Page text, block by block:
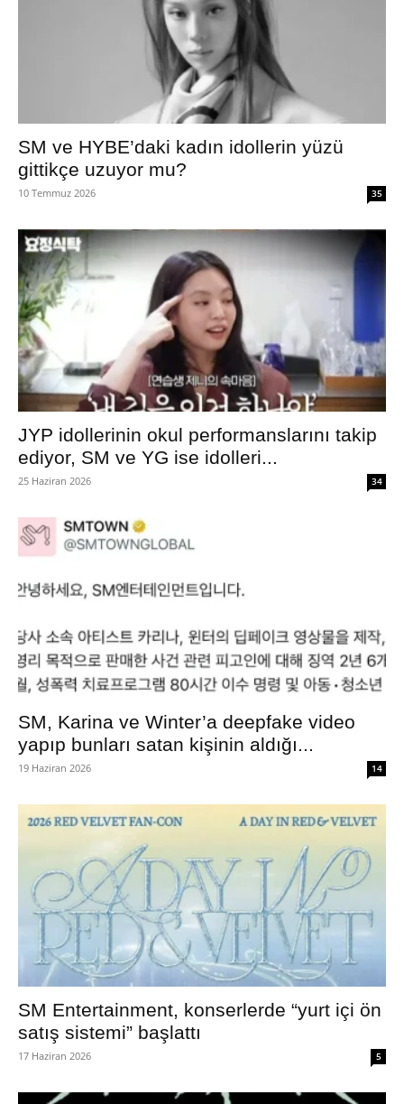
SM ve HYBE’daki kadın idollerin yüzü
gittikçe uzuyor mu?
10 Temmuz 2026 35
JYP idollerinin okul performanslarını takip
ediyor, SM ve YG ise idolleri...
25 Haziran 2026 34
SM, Karina ve Winter’a deepfake video
yapıp bunları satan kişinin aldığı...
19 Haziran 2026 14
SM Entertainment, konserlerde “yurt içi ön
satış sistemi” başlattı
17 Haziran 2026 5